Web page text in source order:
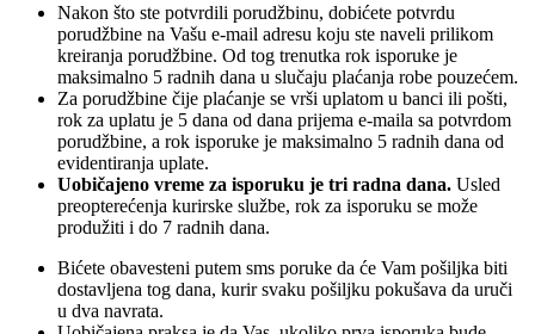
Nakon što ste potvrdili porudžbinu, dobićete potvrdu
porudžbine na Vašu e-mail adresu koju ste naveli prilikom
kreiranja porudžbine. Od tog trenutka rok isporuke je
maksimalno 5 radnih dana u slučaju plaćanja robe pouzećem.
Za porudžbine čije plaćanje se vrši uplatom u banci ili pošti,
rok za uplatu je 5 dana od dana prijema e-maila sa potvrdom
porudžbine, a rok isporuke je maksimalno 5 radnih dana od
evidentiranja uplate.
Uobičajeno vreme za isporuku je tri radna dana. Usled
preopterećenja kurirske službe, rok za isporuku se može
produžiti i do 7 radnih dana.
Bićete obavesteni putem sms poruke da će Vam pošiljka biti
dostavljena tog dana, kurir svaku pošiljku pokušava da uruči
u dva navrata.